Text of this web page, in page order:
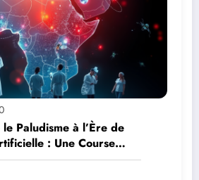
Paludisme à l’Ère de
: Une Course
Africaine